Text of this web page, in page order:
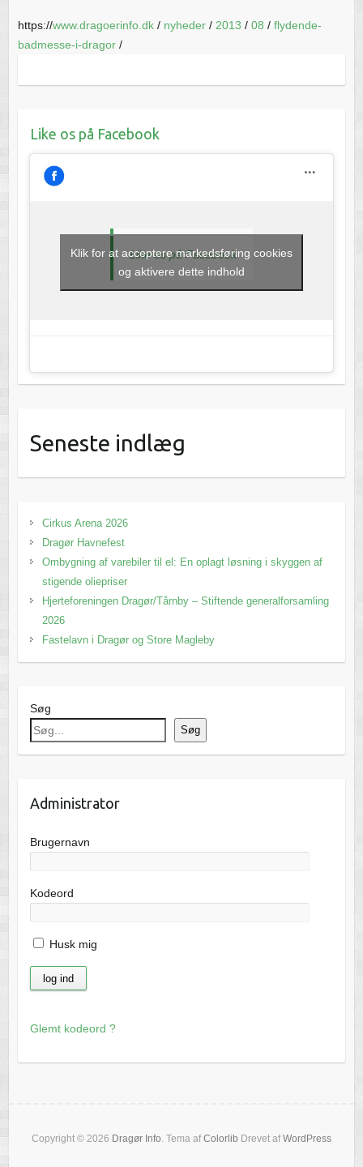
https://www.dragoerinfo.dk/ nyheder/ 2013 / 08 / flydende-
badmesse-i-dragor/
Like os på Facebook
Like os på Facebook
Klik for at acceptere markedsføring cookies
og aktivere dette indhold
Seneste indlæg
Cirkus Arena 2026
Dragør Havnefest
Ombygning af varebiler til el: En oplagt løsning i skyggen af
stigende oliepriser
Hjerteforeningen Dragør/Tårnby – Stiftende generalforsamling
2026
Fastelavn i Dragør og Store Magleby
Søg
Søg
Administrator
Brugernavn
Kodeord
Husk mig
Glemt kodeord ?
Copyright © 2026 Dragør Info . Tema afColorlib Drevet afWordPress